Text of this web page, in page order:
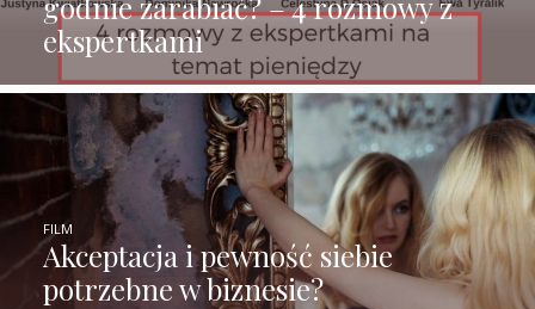
ekspertkami
Akceptacja i pewność siebie
potrzebne w biznesie?
FILM